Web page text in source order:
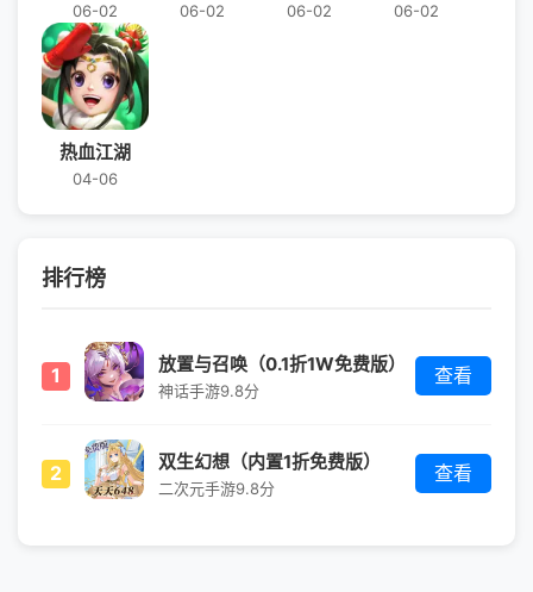
06-02 06-02 06-02 06-02
热血江湖
04-06
排行榜
1 放置与召唤（0.1折1W免费版）
神话手游9.8分
查看
2 双生幻想（内置1折免费版）
二次元手游9.8分
查看